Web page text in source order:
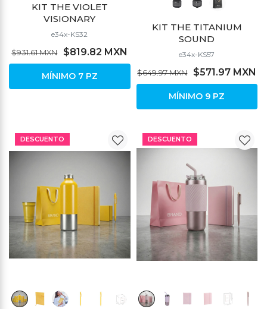
KIT THE VIOLET
VISIONARY
e34x-KS32
$931.61 MXN $819.82 MXN
MÍNIMO 7 PZ
KIT THE TITANIUM
SOUND
e34x-KS57
$649.97 MXN $571.97 MXN
MÍNIMO 9 PZ
DESCUENTO DESCUENTO